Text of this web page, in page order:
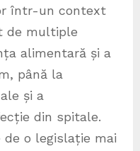
într-un context
de multiple
alimentară și a
până la
și a
din spitale.
de o legislație mai